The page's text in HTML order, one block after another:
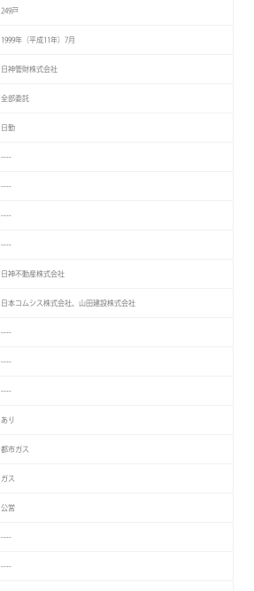
249戸
1999年（平成11年）7月
日神管財株式会社
全部委託
日勤
----
----
----
----
日神不動産株式会社
日本コムシス株式会社、山田建設株式会社
----
----
----
あり
都市ガス
ガス
公営
----
----